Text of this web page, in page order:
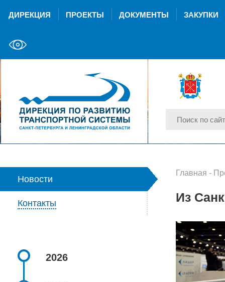
ДИРЕКЦИЯ ПРОЕКТЫ ДОКУМЕНТЫ ЗАКУПКИ
Новости
Контакты
2026
Главная -
Из